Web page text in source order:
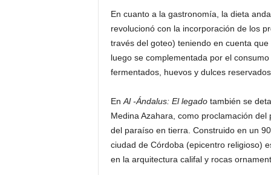
En cuanto a la gastronomía, la dieta
revolucionó con la incorporación de los
través del goteo) teniendo en cuenta
luego se complementada por el
fermentados, huevos y dulces
En Al -Ándalus: El legadotambién se
Medina Azahara, como proclamación
del paraíso en tierra. Construido en un
ciudad de Córdoba (epicentro religioso)
en la arquitectura califal y rocas